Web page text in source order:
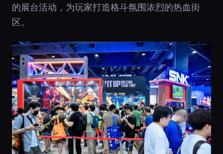
的展台活动，为玩家打造格斗氛围浓烈的热血街
区。